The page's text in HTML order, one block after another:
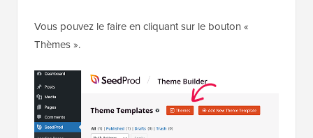
Vous pouvez le faire en cliquant sur le bouton «
Thèmes ».